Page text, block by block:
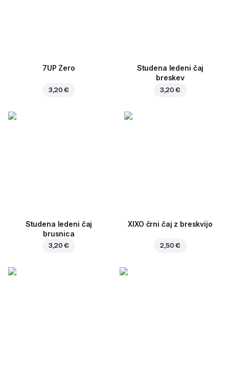
7UP Zero
3,20 €
Studena ledeni čaj
breskev
3,20 €
Studena ledeni čaj
brusnica
3,20 €
XIXO črni čaj z breskvijo
2,50 €